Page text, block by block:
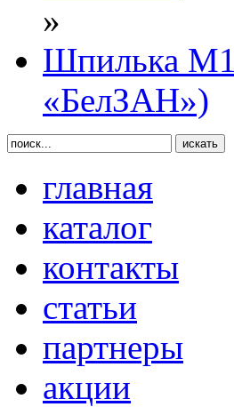
»
Шпилька
«БелЗАН»)
главная
каталог
контакты
статьи
партнеры
акции